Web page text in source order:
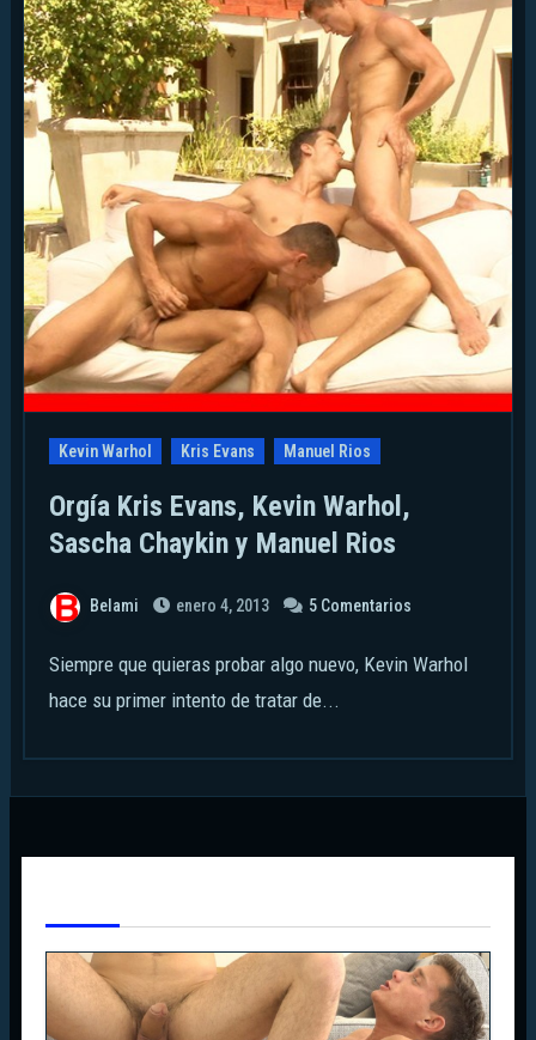
Kevin Warhol Kris Evans Manuel Rios
Orgía Kris Evans, Kevin Warhol,
Sascha Chaykin y Manuel Rios
Belami enero 4, 2013 5 Comentarios
Siempre que quieras probar algo nuevo, Kevin Warhol
hace su primer intento de tratar de...